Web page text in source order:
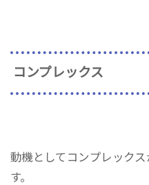
コンプレックス
動機としてコンプレック
す。